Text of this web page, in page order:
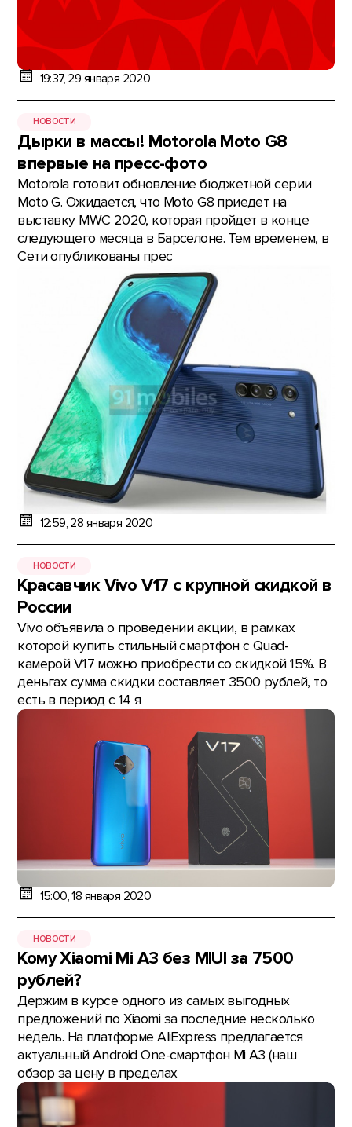
19:37, 29 января 2020
НОВОСТИ
Дырки в массы! Motorola Moto G8
впервые на пресс-фото
Motorola готовит обновление бюджетной серии
Moto G. Ожидается, что Moto G8 приедет на
выставку MWC 2020, которая пройдет в конце
следующего месяца в Барселоне. Тем временем, в
Сети опубликованы прес
12:59, 28 января 2020
НОВОСТИ
Красавчик Vivo V17 с крупной скидкой в
России
Vivo объявила о проведении акции, в рамках
которой купить стильный смартфон с Quad-
камерой V17 можно приобрести со скидкой 15%. В
деньгах сумма скидки составляет 3500 рублей, то
есть в период с 14 я
15:00, 18 января 2020
НОВОСТИ
Кому Xiaomi Mi A3 без MIUI за 7500
рублей?
Держим в курсе одного из самых выгодных
предложений по Xiaomi за последние несколько
недель. На платформе AliExpress предлагается
актуальный Android One-смартфон Mi A3 (наш
обзор за цену в пределах